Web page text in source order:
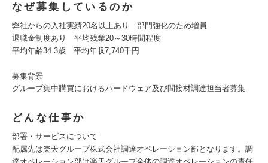
なぜ募集しているのか
弊社からの入社実績20名以上あり 部門強化のため増員
退職金制度あり 平均残業20～30時間程度
平均年齢34.3歳 平均年収7,740千円
募集背景
グループ集中購買におけるハードウェア及び間接材調達担当者募集
どんな仕事か
部署・サービスについて
配属先は楽天グループ株式会社調達オペレーション部となります。調